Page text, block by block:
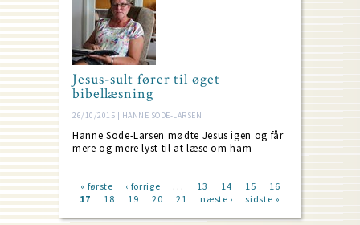
Jesus-sult fører til øget
bibellæsning
26/10/2015 | HANNE SODE-LARSEN
Hanne Sode-Larsen mødte Jesus igen og får
mere og mere lyst til at læse om ham
Pagination
First
page
« første
Previous
page
‹ forrige … Page
13 Page
14 Page
15 Page
16
Current
17 Page
18 Page
19 Page
20 Page
21
Next
næste ›
Last
sidste »